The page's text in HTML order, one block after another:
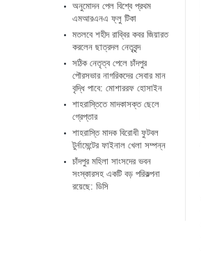
অনুমোদন পেল বিশ্বে প্রথম
এমআরএনএ ফ্লু টিকা
মতলবে শহীদ রাব্বির কবর জিয়ারত
করলেন ছাত্রদল নেতৃবৃন্দ
সঠিক নেতৃত্ব পেলে চাঁদপুর
পৌরসভার নাগরিকদের সেবার মান
বৃদ্ধি পাবে: মোশাররফ হোসাইন
শাহরাস্তিতে মাদকাসক্ত ছেলে
গ্রেপ্তার
শাহরাস্তি মাদক বিরোধী ফুটবল
টুর্নামেন্টের ফাইনাল খেলা সম্পন্ন
চাঁদপুর মহিলা সাংসদের ভবন
সংস্কারসহ একটি বড় পরিকল্পনা
রয়েছে: ডিসি